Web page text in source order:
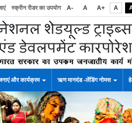
स्क्रीन रीडर का उपयोग A- A A+ A
और कार्यक्रम ऋण मानदंड -लेंडिंग नोमस